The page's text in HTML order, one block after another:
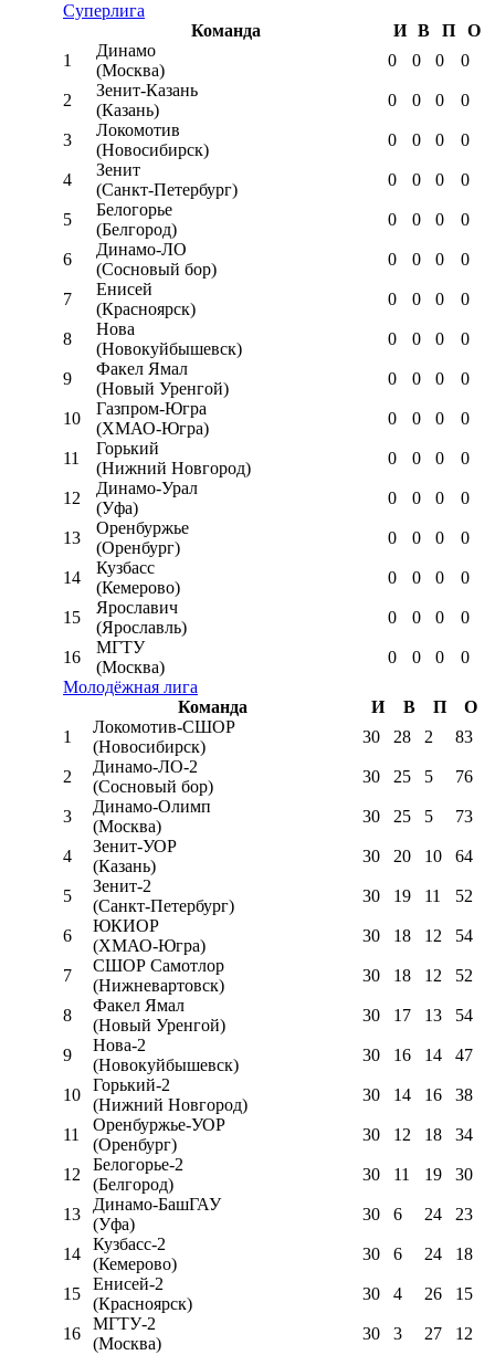
Суперлига
Команда
И В П
О
1
Динамо
(Москва)
0 0 0 0
2
Зенит-Казань
(Казань)
0 0 0 0
3
Локомотив
(Новосибирск)
0 0 0 0
4
Зенит
(Санкт-Петербург)
0 0 0 0
5
Белогорье
(Белгород)
0 0 0 0
6
Динамо-ЛО
(Сосновый бор)
0 0 0 0
7
Енисей
(Красноярск)
0 0 0 0
8
Нова
(Новокуйбышевск)
0 0 0 0
9
Факел Ямал
(Новый Уренгой)
0 0 0 0
10
Газпром-Югра
(ХМАО-Югра)
0 0 0 0
11
Горький
(Нижний Новгород)
0 0 0 0
12
Динамо-Урал
(Уфа)
0 0 0 0
13
Оренбуржье
(Оренбург)
0 0 0 0
14
Кузбасс
(Кемерово)
0 0 0 0
15
Ярославич
(Ярославль)
0 0 0 0
16
МГТУ
(Москва)
0 0 0
0
Молодёжная лига
Команда
И В П
О
1
Локомотив-CШОР
(Новосибирск)
30 28 2 83
2
Динамо-ЛО-2
(Сосновый бор)
30 25 5 76
3
Динамо-Олимп
(Москва)
30 25 5 73
4
Зенит-УОР
(Казань)
30 20 10 64
5
Зенит-2
(Санкт-Петербург)
30 19 11 52
6
ЮКИОР
(ХМАО-Югра)
30 18 12 54
7
СШОР Самотлор
(Нижневартовск)
30 18 12 52
8
Факел Ямал
(Новый Уренгой)
30 17 13 54
9
Нова-2
(Новокуйбышевск)
30 16 14 47
10
Горький-2
(Нижний Новгород)
30 14 16 38
11
Оренбуржье-УОР
(Оренбург)
30 12 18 34
12
Белогорье-2
(Белгород)
30 11 19 30
13
Динамо-БашГАУ
(Уфа)
30 6 24 23
14
Кузбасс-2
(Кемерово)
30 6 24 18
15
Енисей-2
(Красноярск)
30 4 26 15
16
МГТУ-2
(Москва)
30 3 27 12